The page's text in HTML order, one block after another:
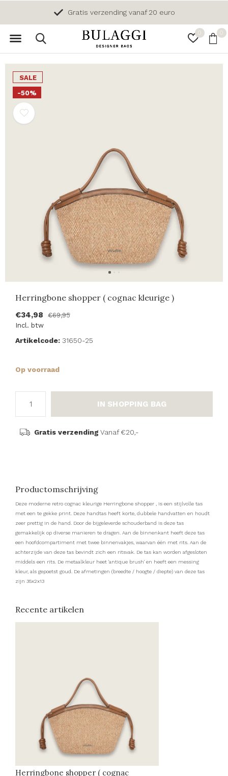
0 0
Gratis verzending vanaf 20 euro
SALE
-50%
Herringbone shopper ( cognac kleurige )
€34,98
€69,95
Incl. btw
Artikelcode: 31650-25
Op voorraad
IN SHOPPING BAG
Gratis verzending Vanaf €20,-
Productomschrijving
Deze moderne retro cognac kleurige Herringbone shopper , is een stijlvolle tas
met een te gekke print. Deze handtas heeft korte, dubbele handvatten en houdt
zeer prettig in de hand. Door de bijgeleverde schouderband is deze tas
gemakkelijk op diverse manieren te dragen. Aan de binnenkant heeft deze tas
een hoofdcompartiment met twee binnenvakjes, waarvan één met rits. Aan de
achterzijde van deze tas bevindt zich een ritsvak. De tas kan worden afgesloten
middels een rits. De metaalkleur heet 'antique brush' en heeft een messing
kleur, als gepoetst goud. De afmetingen (breedte / hoogte / diepte) van deze tas
zijn 35x2x13
Recente artikelen
Herringbone shopper ( cognac